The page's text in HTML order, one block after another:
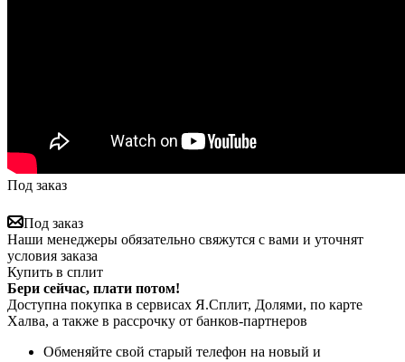
Под заказ
Под заказ
Наши менеджеры обязательно свяжутся с вами и уточнят
условия заказа
Купить в сплит
Бери сейчас, плати потом!
Доступна покупка в сервисах Я.Сплит, Долями, по карте
Халва, а также в рассрочку от банков-партнеров
Обменяйте свой старый телефон на новый и